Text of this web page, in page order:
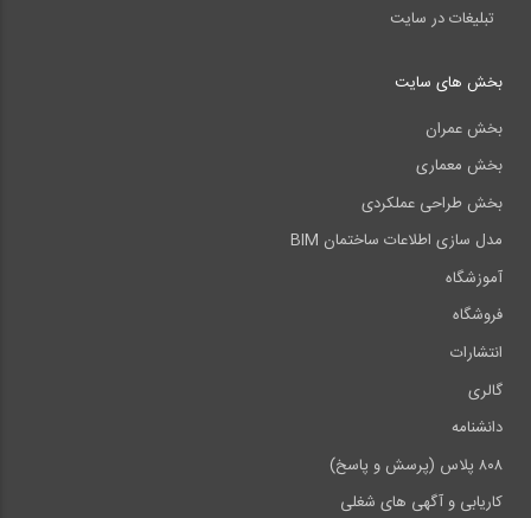
تبلیغات در سایت
بخش های سایت
بخش عمران
بخش معماری
بخش طراحی عملکردی
مدل سازی اطلاعات ساختمان BIM
آموزشگاه
فروشگاه
انتشارات
گالری
دانشنامه
۸۰۸ پلاس (پرسش و پاسخ)
کاریابی و آگهی های شغلی